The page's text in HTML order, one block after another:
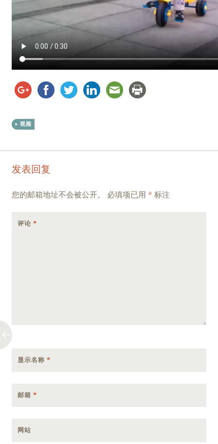
视频
Post
navigation
发表回复
您的邮箱地址不会被公开。 必填项已用 * 标注
评论 *
显示名称 *
邮箱 *
网站